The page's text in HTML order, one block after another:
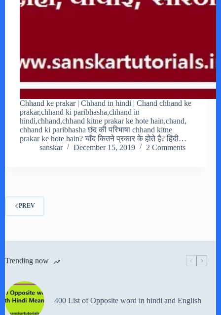
Chhand ke prakar | Chhand in hindi | Chand chhand ke
prakar,chhand ki paribhasha,chhand in
hindi,chhand,chhand kitne prakar ke hote hain,chand,
chhand ki paribhasha छंद की परिभाषा chhand kitne
prakar ke hote hain? चाँद कितने प्रकार के होते है? हिंदी…
sanskar
December 15, 2019 2 Comments
PREV
Trending now
400 List of Opposite word in hindi and English